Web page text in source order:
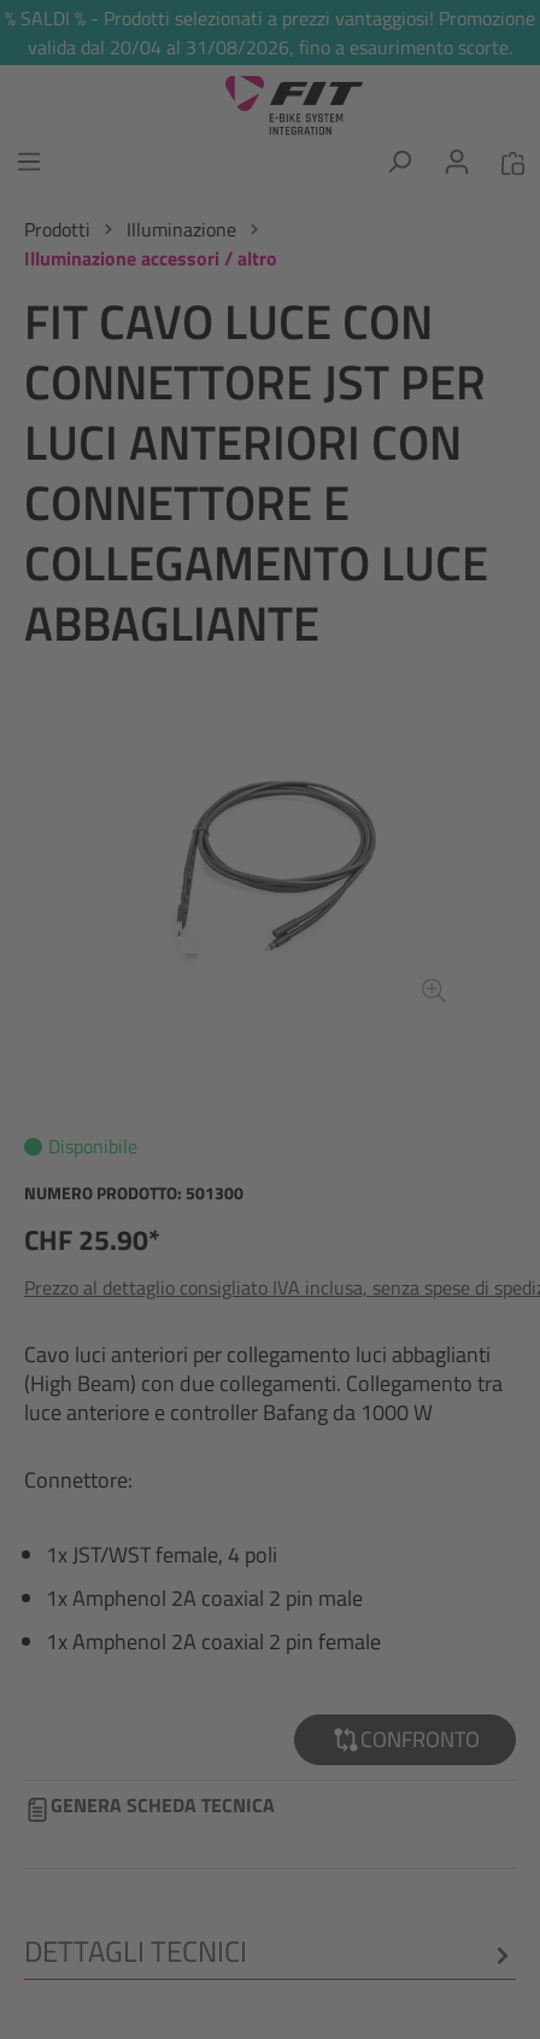
principale
% SALDI % - Prodotti selezionati a prezzi vantaggiosi! Promozione
valida dal 20/04 al 31/08/2026, fino a esaurimento scorte.
Prodotti
Illuminazione
Illuminazione accessori / altro
FIT CAVO LUCE CON
CONNETTORE JST PER
LUCI ANTERIORI CON
CONNETTORE E
COLLEGAMENTO LUCE
ABBAGLIANTE
Disponibile
NUMERO PRODOTTO: 501300
CHF 25.90*
Prezzo al dettaglio consigliato IVA inclusa, senza spese di
Cavo luci anteriori per collegamento luci abbaglianti
(High Beam) con due collegamenti. Collegamento tra
luce anteriore e controller Bafang da 1000 W
Connettore:
1x JST/WST female, 4 poli
1x Amphenol 2A coaxial 2 pin male
1x Amphenol 2A coaxial 2 pin female
CONFRONTO
GENERA SCHEDA TECNICA
DETTAGLI TECNICI